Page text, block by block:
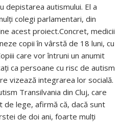
depistarea autismului. El a
colegi parlamentari, din
acest proiect.Concret, medicii
copii în vârstă de 18 luni, cu
care vor întruni un anumit
ca persoane cu risc de autism
vizează integrarea lor socială.
Transilvania din Cluj, care
de lege, afirmă că, dacă sunt
de doi ani, foarte mulţi